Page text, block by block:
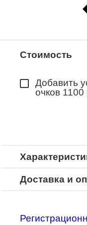
*Доступно
Стоимость
Добавить
очков 1100
Доставка и